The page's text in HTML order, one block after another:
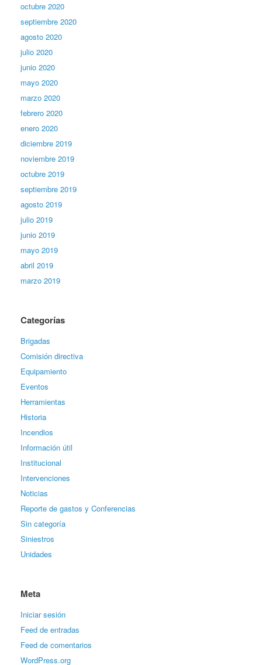
octubre 2020
septiembre 2020
agosto 2020
julio 2020
junio 2020
mayo 2020
marzo 2020
febrero 2020
enero 2020
diciembre 2019
noviembre 2019
octubre 2019
septiembre 2019
agosto 2019
julio 2019
junio 2019
mayo 2019
abril 2019
marzo 2019
Categorías
Brigadas
Comisión directiva
Equipamiento
Eventos
Herramientas
Historia
Incendios
Información útil
Institucional
Intervenciones
Noticias
Reporte de gastos y Conferencias
Sin categoría
Siniestros
Unidades
Meta
Iniciar sesión
Feed de entradas
Feed de comentarios
WordPress.org